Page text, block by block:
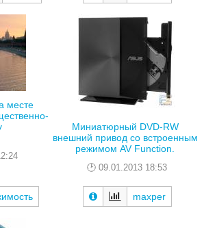
месте
Миниатюрный DVD-RW
внешний привод со встроенным
режимом AV Function.
09.01.2013 18:53
maxper